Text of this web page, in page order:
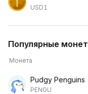
USD1
Популярные
Монета
Pudgy Penguins
PENGU